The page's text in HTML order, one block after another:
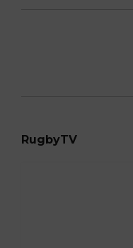
RugbyTV